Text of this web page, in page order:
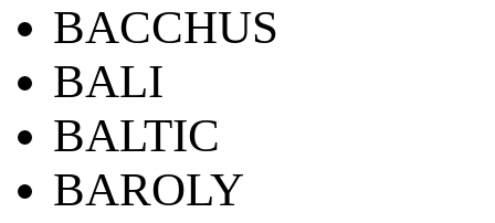
BACCHUS
BALI
BALTIC
BAROLY